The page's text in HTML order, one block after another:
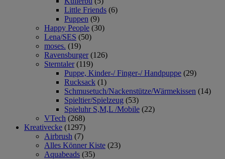
Little Friends (6)
Puppen (9)
Happy People (30)
Lena/SES (50)
moses. (19)
Ravensburger (126)
Sterntaler (119)
Puppe, Kinder-/ Finger-/ Handpuppe (29)
Rucksack (1)
Schmusetuch/Nackenstütze/Wärmekissen (14)
Spieltier/Spielzeug (53)
Spieluhr S,M,L /Mobile (22)
VTech (268)
Kreativecke (1297)
Airbrush (7)
Alles Könner Kiste (23)
Aquabeads (35)